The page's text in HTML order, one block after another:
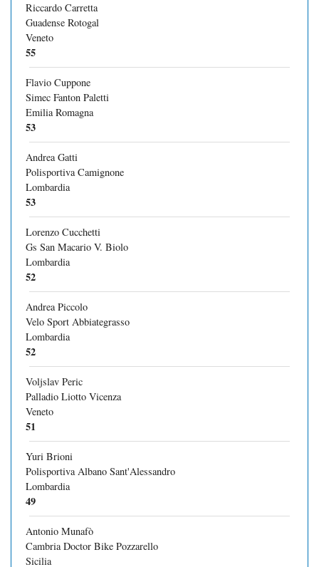
Riccardo Carretta
Guadense Rotogal
Veneto
55
Flavio Cuppone
Simec Fanton Paletti
Emilia Romagna
53
Andrea Gatti
Polisportiva Camignone
Lombardia
53
Lorenzo Cucchetti
Gs San Macario V. Biolo
Lombardia
52
Andrea Piccolo
Velo Sport Abbiategrasso
Lombardia
52
Voljslav Peric
Palladio Liotto Vicenza
Veneto
51
Yuri Brioni
Polisportiva Albano Sant'Alessandro
Lombardia
49
Antonio Munafò
Cambria Doctor Bike Pozzarello
Sicilia